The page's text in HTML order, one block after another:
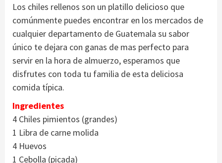
Los chiles rellenos son un platillo delicioso que
comúnmente puedes encontrar en los mercados de
cualquier departamento de Guatemala su sabor
único te dejara con ganas de mas perfecto para
servir en la hora de almuerzo, esperamos que
disfrutes con toda tu familia de esta deliciosa
comida típica.
Ingredientes
4 Chiles pimientos (grandes)
1 Libra de carne molida
4 Huevos
1 Cebolla (picada)